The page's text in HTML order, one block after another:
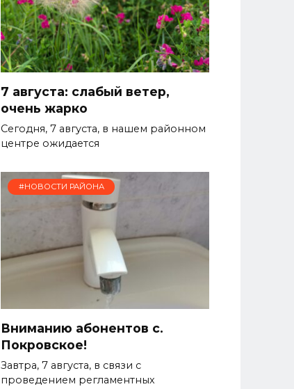
7 августа: слабый ветер,
очень жарко
Сегодня, 7 августа, в нашем районном
центре ожидается
#НОВОСТИ РАЙОНА
Вниманию абонентов с.
Покровское!
Завтра, 7 августа, в связи с
проведением регламентных